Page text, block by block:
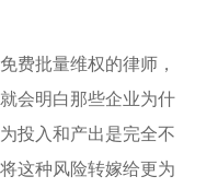
批量维权的律师，
会明白那些企业为什
投入和产出是完全不
这种风险转嫁给更为